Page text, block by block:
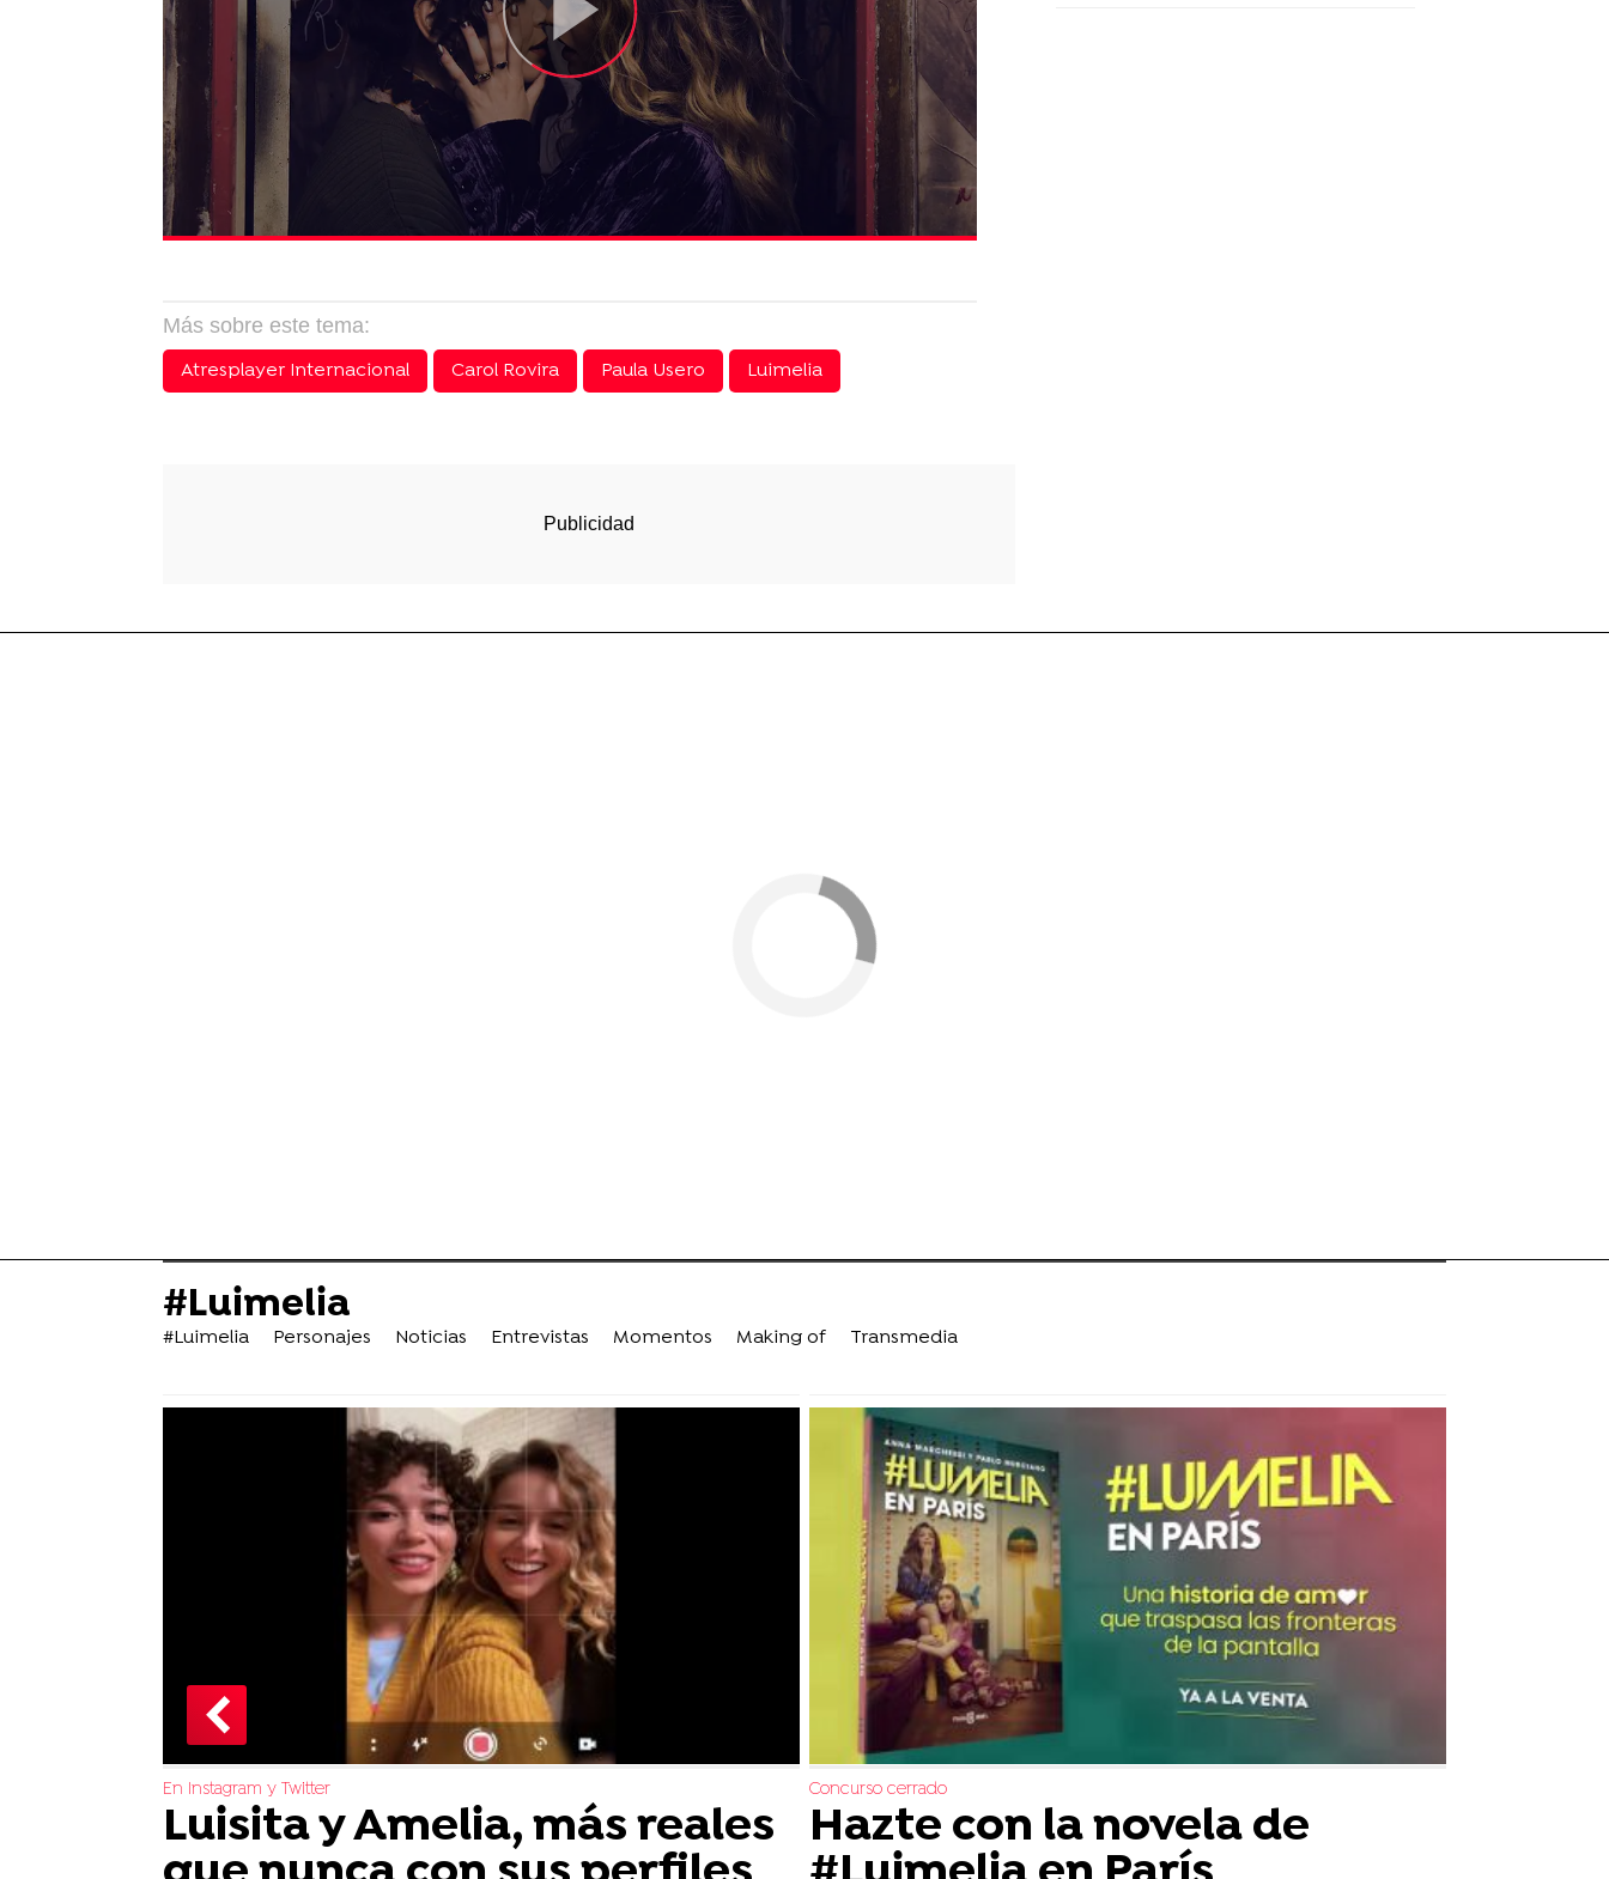
Más sobre este tema:
Atresplayer Internacional
Carol Rovira Paula Usero Luimelia
#Luimelia
#Luimelia Personajes Noticias Entrevistas Momentos Making of Transmedia
En Instagram y Twitter
Luisita y Amelia, más reales
Concurso cerrado
Hazte con la novela de